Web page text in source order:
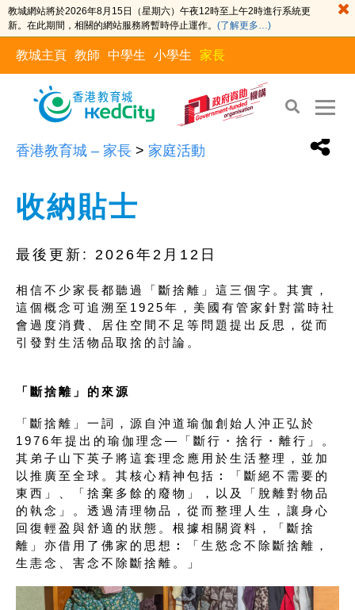
教城網站將於2026年8月15日（星期六）午夜12時至上午2時進行系統更
新。在此期間，相關的網站服務將暫時停止運作。 (了解更多…)
教城主頁 教師 中學生 小學生 家長
香港教育城 – 家長 > 家庭活動
收納貼士
最後更新: 2026年2月12日
相信不少家長都聽過「斷捨離」這三個字。其實，
這個概念可追溯至1925年，美國有管家針對當時社
會過度消費、居住空間不足等問題提出反思，從而
引發對生活物品取捨的討論。
「斷捨離」的來源
「斷捨離」一詞，源自沖道瑜伽創始人沖正弘於
1976年提出的瑜伽理念—「斷行・捨行・離行」。
其弟子山下英子將這套理念應用於生活整理，並加
以推廣至全球。其核心精神包括︰「斷絕不需要的
東西」、「捨棄多餘的廢物」，以及「脫離對物品
的執念」。透過清理物品，從而整理人生，讓身心
回復輕盈與舒適的狀態。根據相關資料，「斷捨
離」亦借用了佛家的思想︰「生慾念不除斷捨離，
生恚念、害念不除斷捨離。」